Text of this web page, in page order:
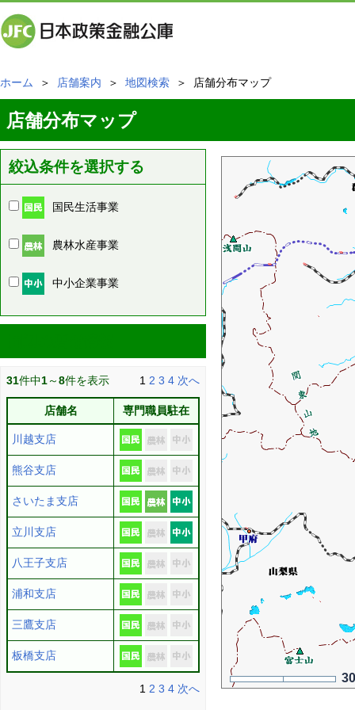
ホーム ＞ 店舗案内 ＞ 地図検索 ＞ 店舗分布マップ
店舗分布マップ
絞込条件を選択する
国民生活事業
農林水産事業
中小企業事業
31件中1～8件を表示 1 2 3 4 次へ
店舗名 専門職員駐在
川越支店
熊谷支店
さいたま支店
立川支店
八王子支店
浦和支店
三鷹支店
板橋支店
1 2 3 4 次へ